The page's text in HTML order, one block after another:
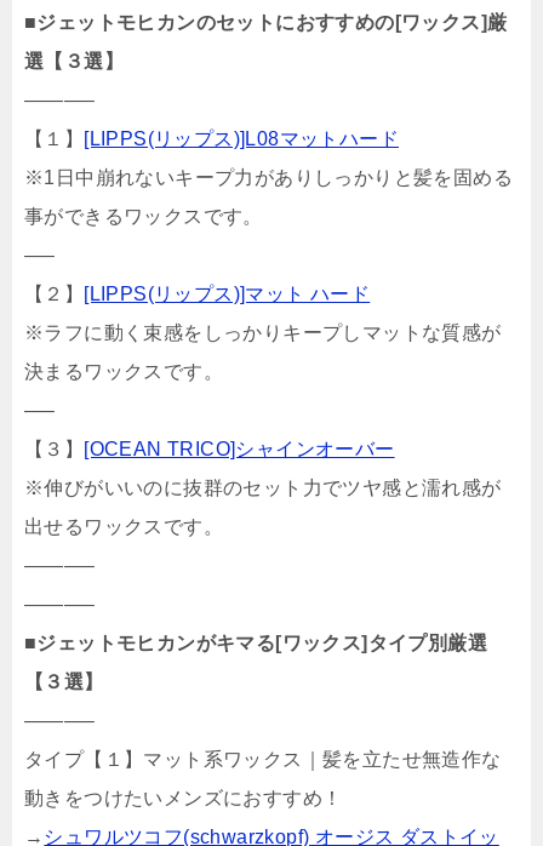
■ジェットモヒカンのセットにおすすめの[ワックス]厳
選【３選】
———–
【１】
[LIPPS(リップス)]L08マットハード
※1日中崩れないキープ力がありしっかりと髪を固める
事ができるワックスです。
—–
【２】
[LIPPS(リップス)]マット ハード
※ラフに動く束感をしっかりキープしマットな質感が
決まるワックスです。
—–
【３】
[OCEAN TRICO]シャインオーバー
※伸びがいいのに抜群のセット力でツヤ感と濡れ感が
出せるワックスです。
———–
———–
■ジェットモヒカンがキマる[ワックス]タイプ別厳選
【３選】
———–
タイプ【１】マット系ワックス｜髪を立たせ無造作な
動きをつけたいメンズにおすすめ！
→ シュワルツコフ(schwarzkopf) オージス ダストイッ